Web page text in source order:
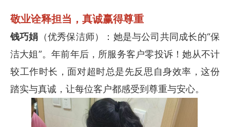
敬业诠释担当，真诚赢得尊重
钱巧娟 （优秀保洁师）：她是与公司共同成长的“保
洁大姐”。年前年后，所服务客户零投诉！她从不计
较工作时长，面对超时总是先反思自身效率，这份
踏实与真诚，让每位客户都感受到尊重与安心。